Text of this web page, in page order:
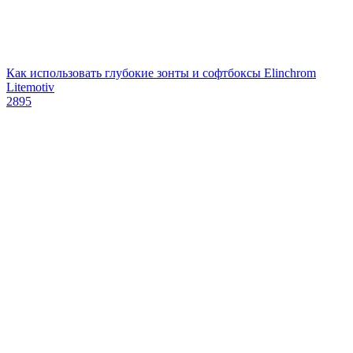
Как использовать глубокие зонты и софтбоксы Elinchrom
Litemotiv
2895